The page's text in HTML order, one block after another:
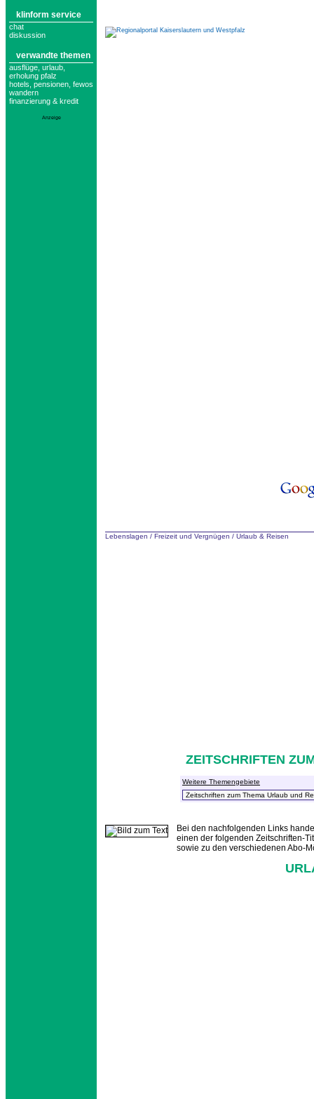
klinform service
chat
diskussion
verwandte themen
ausflüge, urlaub,
erholung pfalz
hotels, pensionen, fewos
wandern
finanzierung & kredit
Anzeige
Lebenslagen / Freizeit und Vergnügen / Urlaub & Reisen
ZEITSCHRIFTEN
Weitere Themengebiete
Bei den nachfolgenden Links
einen der folgenden Zeitschriften-
sowie zu den verschiedenen Abo-